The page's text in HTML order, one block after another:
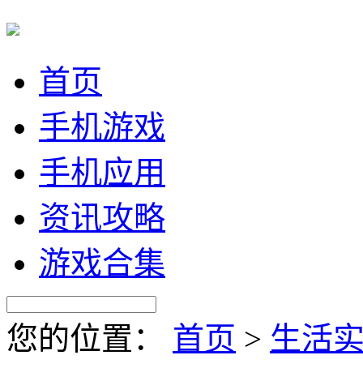
首页
手机游戏
手机应用
资讯攻略
游戏合集
您的位置： 首页 > 生活